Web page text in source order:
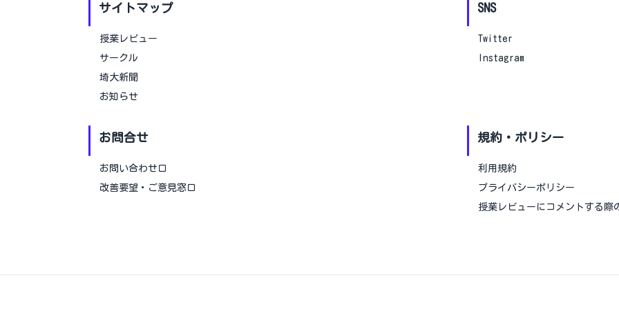
サイトマップ
授業レビュー
サークル
埼大新聞
お知らせ
SNS
Twitter
Instagram
お問合せ
お問い合わせ口
改善要望・ご意見窓口
規約・ポリシー
利用規約
プライバシーポリシー
授業レビューにコメントする際